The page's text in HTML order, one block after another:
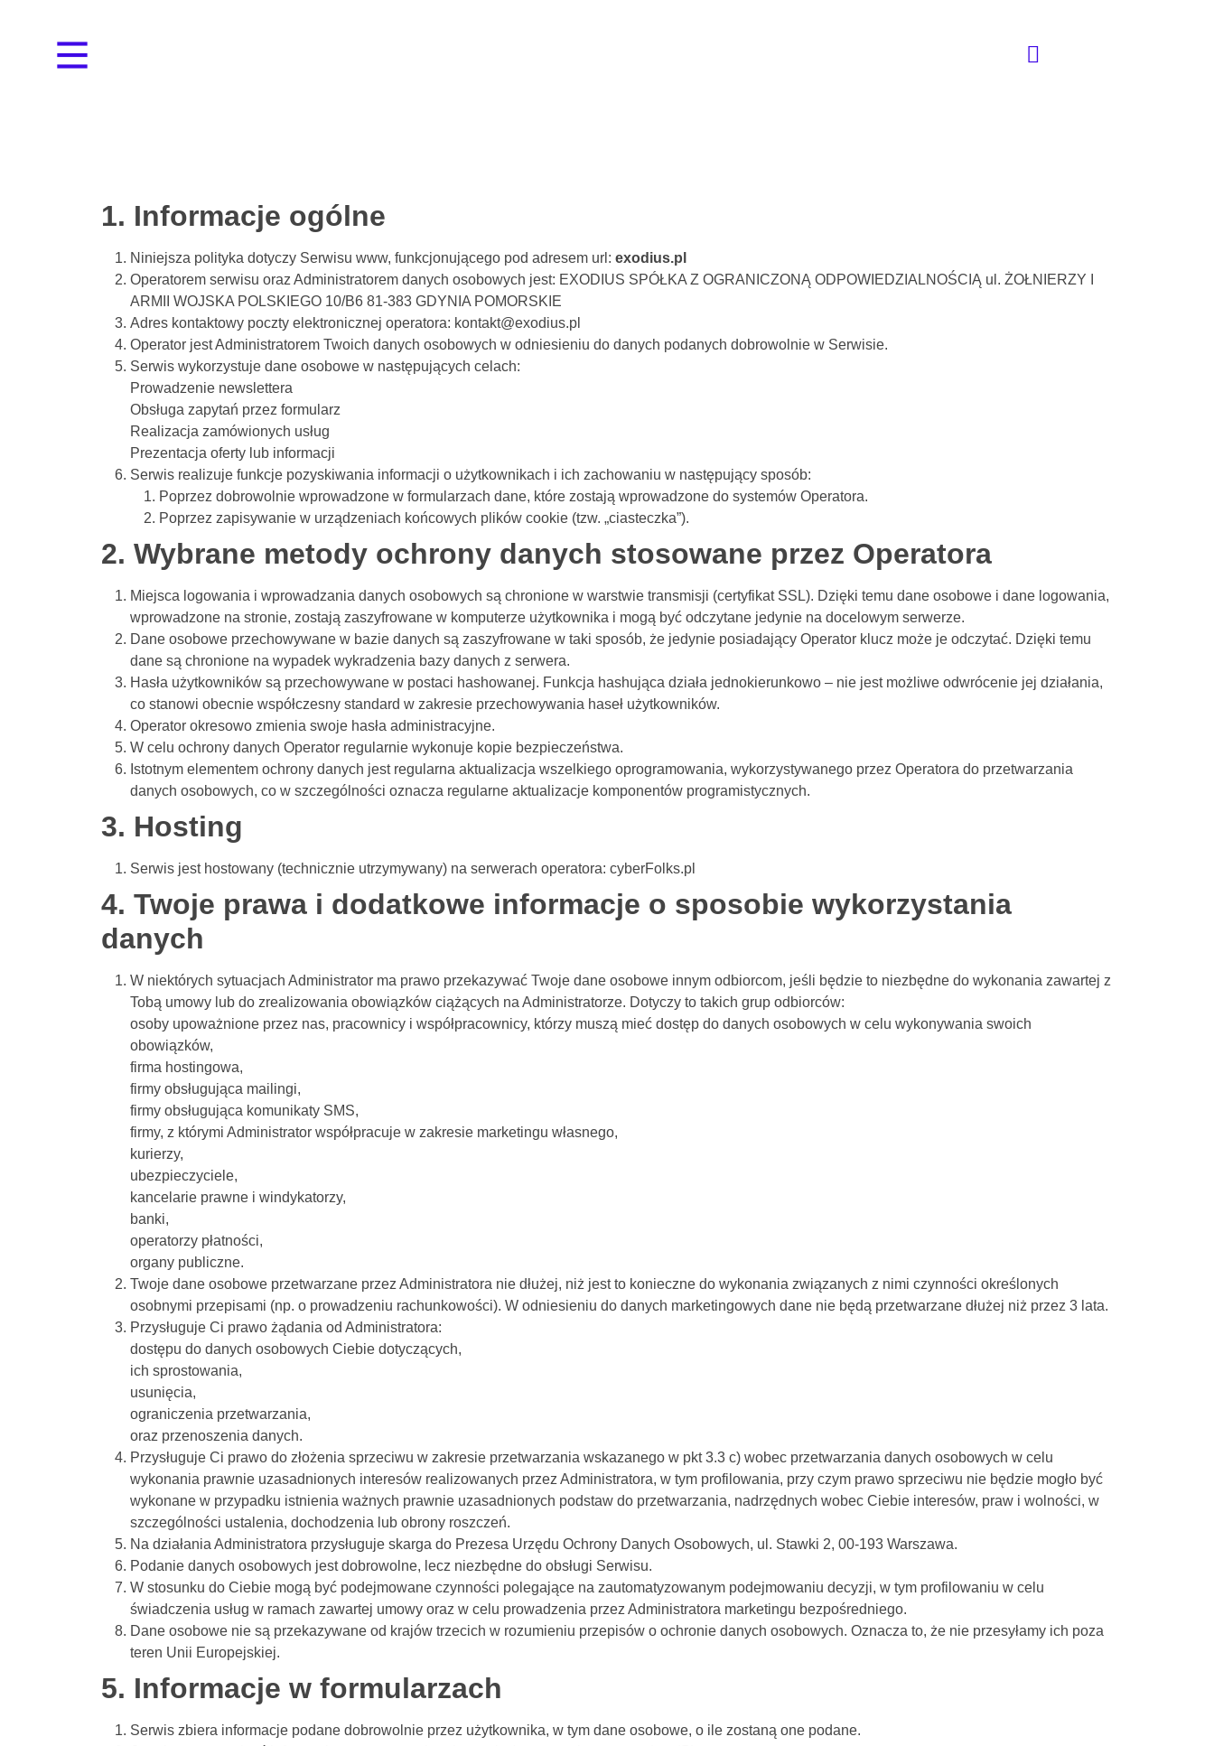
1. Informacje ogólne
Niniejsza polityka dotyczy Serwisu www, funkcjonującego pod adresem url: exodius.pl
Operatorem serwisu oraz Administratorem danych osobowych jest: EXODIUS SPÓŁKA Z OGRANICZONĄ ODPOWIEDZIALNOŚCIĄ ul. ŻOŁNIERZY I
ARMII WOJSKA POLSKIEGO 10/B6 81-383 GDYNIA POMORSKIE
Adres kontaktowy poczty elektronicznej operatora: kontakt@exodius.pl
Operator jest Administratorem Twoich danych osobowych w odniesieniu do danych podanych dobrowolnie w Serwisie.
Serwis wykorzystuje dane osobowe w następujących celach:
Prowadzenie newslettera
Obsługa zapytań przez formularz
Realizacja zamówionych usług
Prezentacja oferty lub informacji
Serwis realizuje funkcje pozyskiwania informacji o użytkownikach i ich zachowaniu w następujący sposób:
Poprzez dobrowolnie wprowadzone w formularzach dane, które zostają wprowadzone do systemów Operatora.
Poprzez zapisywanie w urządzeniach końcowych plików cookie (tzw. „ciasteczka”).
2. Wybrane metody ochrony danych stosowane przez Operatora
Miejsca logowania i wprowadzania danych osobowych są chronione w warstwie transmisji (certyfikat SSL). Dzięki temu dane osobowe i dane logowania,
wprowadzone na stronie, zostają zaszyfrowane w komputerze użytkownika i mogą być odczytane jedynie na docelowym serwerze.
Dane osobowe przechowywane w bazie danych są zaszyfrowane w taki sposób, że jedynie posiadający Operator klucz może je odczytać. Dzięki temu
dane są chronione na wypadek wykradzenia bazy danych z serwera.
Hasła użytkowników są przechowywane w postaci hashowanej. Funkcja hashująca działa jednokierunkowo – nie jest możliwe odwrócenie jej działania,
co stanowi obecnie współczesny standard w zakresie przechowywania haseł użytkowników.
Operator okresowo zmienia swoje hasła administracyjne.
W celu ochrony danych Operator regularnie wykonuje kopie bezpieczeństwa.
Istotnym elementem ochrony danych jest regularna aktualizacja wszelkiego oprogramowania, wykorzystywanego przez Operatora do przetwarzania
danych osobowych, co w szczególności oznacza regularne aktualizacje komponentów programistycznych.
3. Hosting
Serwis jest hostowany (technicznie utrzymywany) na serwerach operatora: cyberFolks.pl
4. Twoje prawa i dodatkowe informacje o sposobie wykorzystania
danych
W niektórych sytuacjach Administrator ma prawo przekazywać Twoje dane osobowe innym odbiorcom, jeśli będzie to niezbędne do wykonania zawartej z
Tobą umowy lub do zrealizowania obowiązków ciążących na Administratorze. Dotyczy to takich grup odbiorców:
osoby upoważnione przez nas, pracownicy i współpracownicy, którzy muszą mieć dostęp do danych osobowych w celu wykonywania swoich
obowiązków,
firma hostingowa,
firmy obsługująca mailingi,
firmy obsługująca komunikaty SMS,
firmy, z którymi Administrator współpracuje w zakresie marketingu własnego,
kurierzy,
ubezpieczyciele,
kancelarie prawne i windykatorzy,
banki,
operatorzy płatności,
organy publiczne.
Twoje dane osobowe przetwarzane przez Administratora nie dłużej, niż jest to konieczne do wykonania związanych z nimi czynności określonych
osobnymi przepisami (np. o prowadzeniu rachunkowości). W odniesieniu do danych marketingowych dane nie będą przetwarzane dłużej niż przez 3 lata.
Przysługuje Ci prawo żądania od Administratora:
dostępu do danych osobowych Ciebie dotyczących,
ich sprostowania,
usunięcia,
ograniczenia przetwarzania,
oraz przenoszenia danych.
Przysługuje Ci prawo do złożenia sprzeciwu w zakresie przetwarzania wskazanego w pkt 3.3 c) wobec przetwarzania danych osobowych w celu
wykonania prawnie uzasadnionych interesów realizowanych przez Administratora, w tym profilowania, przy czym prawo sprzeciwu nie będzie mogło być
wykonane w przypadku istnienia ważnych prawnie uzasadnionych podstaw do przetwarzania, nadrzędnych wobec Ciebie interesów, praw i wolności, w
szczególności ustalenia, dochodzenia lub obrony roszczeń.
Na działania Administratora przysługuje skarga do Prezesa Urzędu Ochrony Danych Osobowych, ul. Stawki 2, 00-193 Warszawa.
Podanie danych osobowych jest dobrowolne, lecz niezbędne do obsługi Serwisu.
W stosunku do Ciebie mogą być podejmowane czynności polegające na zautomatyzowanym podejmowaniu decyzji, w tym profilowaniu w celu
świadczenia usług w ramach zawartej umowy oraz w celu prowadzenia przez Administratora marketingu bezpośredniego.
Dane osobowe nie są przekazywane od krajów trzecich w rozumieniu przepisów o ochronie danych osobowych. Oznacza to, że nie przesyłamy ich poza
teren Unii Europejskiej.
5. Informacje w formularzach
Serwis zbiera informacje podane dobrowolnie przez użytkownika, w tym dane osobowe, o ile zostaną one podane.